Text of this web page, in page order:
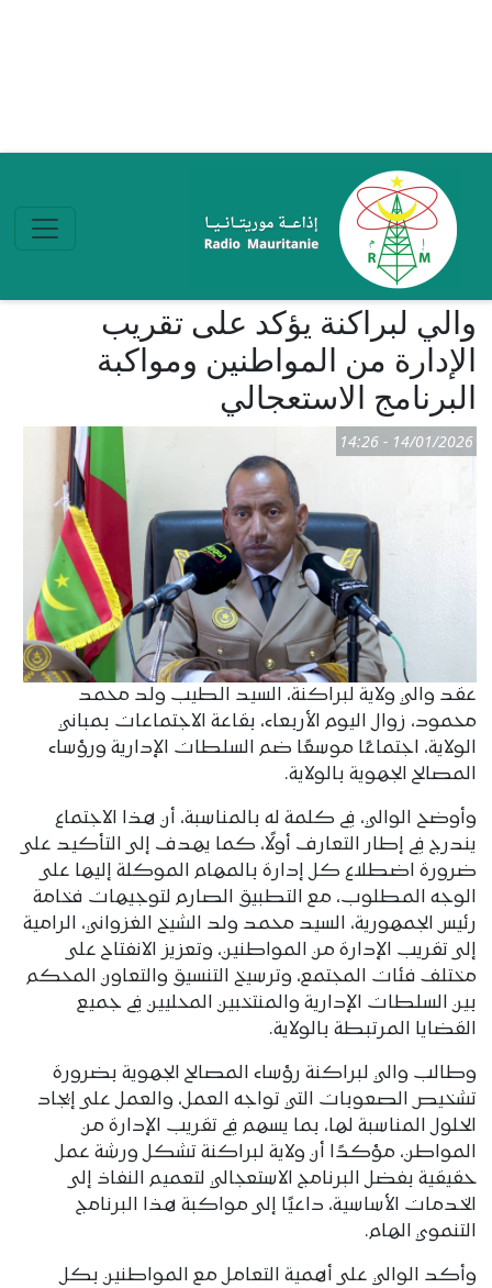
والي لبراكنة يؤكد على تقريب
الإدارة من المواطنين ومواكبة
البرنامج الاستعجالي
14/01/2026 - 14:26
عقد والي ولاية لبراكنة، السيد الطيب ولد محمد
محمود، زوال اليوم الأربعاء، بقاعة الاجتماعات بمباني
الولاية، اجتماعًا موسعًا ضم السلطات الإدارية ورؤساء
المصالح الجهوية بالولاية.
وأوضح الوالي، في كلمة له بالمناسبة، أن هذا الاجتماع
يندرج في إطار التعارف أولًا، كما يهدف إلى التأكيد على
ضرورة اضطلاع كل إدارة بالمهام الموكلة إليها على
الوجه المطلوب، مع التطبيق الصارم لتوجيهات فخامة
رئيس الجمهورية، السيد محمد ولد الشيخ الغزواني، الرامية
إلى تقريب الإدارة من المواطنين، وتعزيز الانفتاح على
مختلف فئات المجتمع، وترسيخ التنسيق والتعاون المحكم
بين السلطات الإدارية والمنتخبين المحليين في جميع
القضايا المرتبطة بالولاية.
وطالب والي لبراكنة رؤساء المصالح الجهوية بضرورة
تشخيص الصعوبات التي تواجه العمل، والعمل على إيجاد
الحلول المناسبة لها، بما يسهم في تقريب الإدارة من
المواطن، مؤكدًا أن ولاية لبراكنة تشكل ورشة عمل
حقيقية بفضل البرنامج الاستعجالي لتعميم النفاذ إلى
الخدمات الأساسية، داعيًا إلى مواكبة هذا البرنامج
التنموي الهام.
وأكد الوالي على أهمية التعامل مع المواطنين بكل